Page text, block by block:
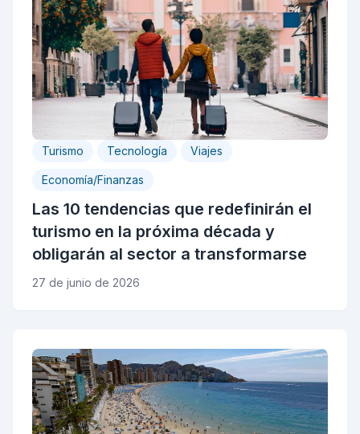
Turismo Tecnología Viajes
Economía/Finanzas
Las 10 tendencias que redefinirán el
turismo en la próxima década y
obligarán al sector a transformarse
27 de junio de 2026